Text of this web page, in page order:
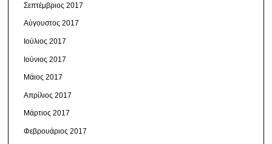
Σεπτέμβριος 2017
Αύγουστος 2017
Ιούλιος 2017
Ιούνιος 2017
Μάιος 2017
Απρίλιος 2017
Μάρτιος 2017
Φεβρουάριος 2017